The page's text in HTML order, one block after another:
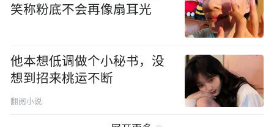
笑称粉底不会再像扇耳光
他本想低调做个小秘书，没
想到招来桃运不断
翻阅小说